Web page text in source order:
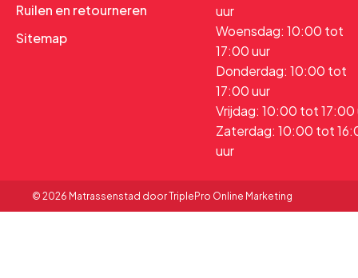
Ruilen en retourneren
Sitemap
uur
Woensdag: 10:00 tot
17:00 uur
Donderdag: 10:00 tot
17:00 uur
Vrijdag: 10:00 tot 17:00
Zaterdag: 10:00 tot
uur
© 2026 Matrassenstad door TriplePro Online Marketing